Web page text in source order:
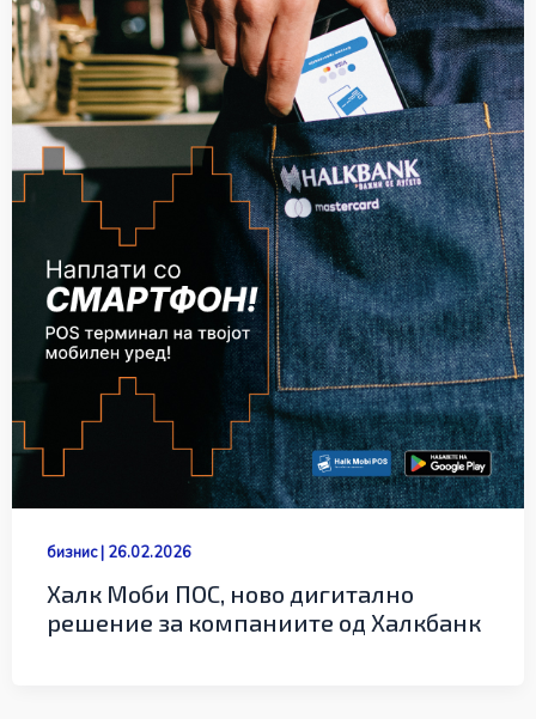
бизнис| 26.02.2026
Халк Моби ПОС, ново дигитално
решение за компаниите од Халкбанк